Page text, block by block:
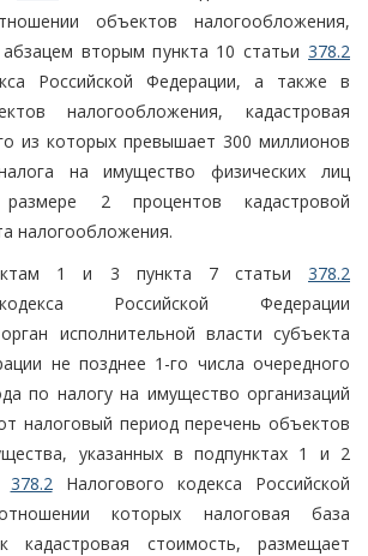
объектов налогообложения,
вторым пункта 10 статьи 378.2
Российской Федерации, а также в
налогообложения, кадастровая
из которых превышает 300 миллионов
на имущество физических лиц
2 процентов кадастровой
налогообложения.
1 и 3 пункта 7 статьи 378.2
Российской Федерации
исполнительной власти субъекта
не позднее 1-го числа очередного
по налогу на имущество организаций
налоговый период перечень объектов
указанных в подпунктах 1 и 2
378.2 Налогового кодекса Российской
которых налоговая база
кадастровая стоимость, размещает